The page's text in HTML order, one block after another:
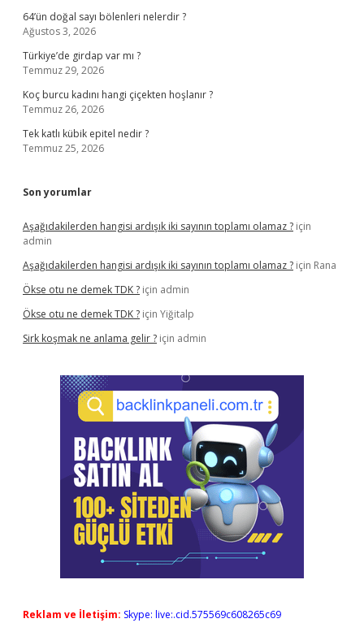
64’ün doğal sayı bölenleri nelerdir ?
Ağustos 3, 2026
Türkiye’de girdap var mı ?
Temmuz 29, 2026
Koç burcu kadını hangi çiçekten hoşlanır ?
Temmuz 26, 2026
Tek katlı kübik epitel nedir ?
Temmuz 25, 2026
Son yorumlar
Aşağıdakilerden hangisi ardışık iki sayının toplamı olamaz ? için
admin
Aşağıdakilerden hangisi ardışık iki sayının toplamı olamaz ? için Rana
Ökse otu ne demek TDK ? için admin
Ökse otu ne demek TDK ? için Yiğitalp
Sirk koşmak ne anlama gelir ? için admin
Reklam ve İletişim: Skype: live:.cid.575569c608265c69